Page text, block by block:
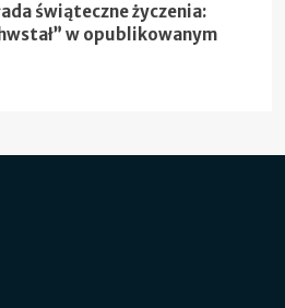
świąteczne życzenia:
w opublikowanym